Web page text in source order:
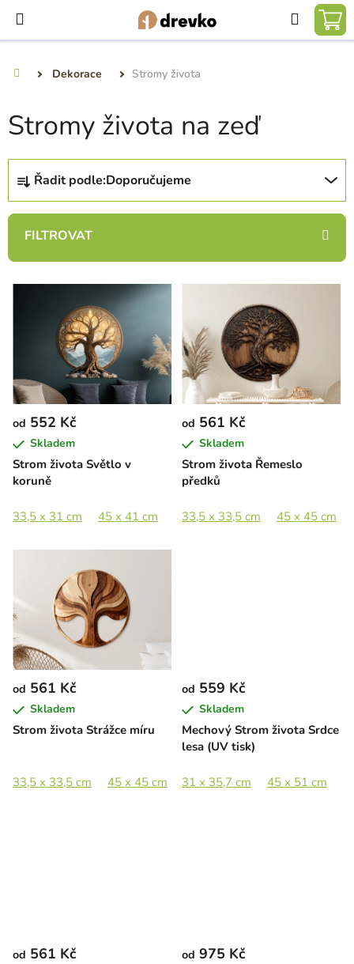
obsah
Hledat
Dekorace Stromy života
Stromy života na zeď
Ř
z
n
p
u
k
t
ů
Řadit podle:Doporučujeme
V
p
r
o
d
u
t
Strom života Světlo v
koruně
od 552 Kč
Skladem
33,5 x 31 cm 45 x 41 cm 65 x 60 cm 90 x 83 cm
Strom života Řemeslo
předků
od 561 Kč
Skladem
33,5 x 33,5 cm 45 x 45 cm
Strom života Strážce míru
od 561 Kč
Skladem
33,5 x 33,5 cm 45 x 45 cm 65 x 65 cm 90 x 90 cm
Mechový Strom života Srdce
lesa (UV tisk)
od 559 Kč
Skladem
31 x 35,7 cm 45 x 51 cm
od 561 Kč od 975 Kč